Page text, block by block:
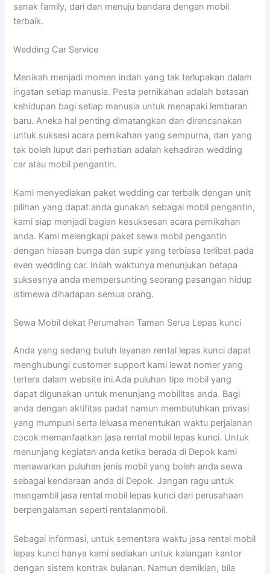
sanak family, dari dan menuju bandara dengan mobil
terbaik.
Wedding Car Service
Menikah menjadi momen indah yang tak terlupakan dalam
ingatan setiap manusia. Pesta pernikahan adalah batasan
kehidupan bagi setiap manusia untuk menapaki lembaran
baru. Aneka hal penting dimatangkan dan direncanakan
untuk suksesi acara pernikahan yang sempurna, dan yang
tak boleh luput dari perhatian adalah kehadiran wedding
car atau mobil pengantin.
Kami menyediakan paket wedding car terbaik dengan unit
pilihan yang dapat anda gunakan sebagai mobil pengantin,
kami siap menjadi bagian kesuksesan acara pernikahan
anda. Kami melengkapi paket sewa mobil pengantin
dengan hiasan bunga dan supir yang terbiasa terlibat pada
even wedding car. Inilah waktunya menunjukan betapa
suksesnya anda mempersunting seorang pasangan hidup
istimewa dihadapan semua orang.
Sewa Mobil dekat Perumahan Taman Serua Lepas kunci
Anda yang sedang butuh layanan rental lepas kunci dapat
menghubungi customer support kami lewat nomer yang
tertera dalam website ini.Ada puluhan tipe mobil yang
dapat digunakan untuk menunjang mobilitas anda. Bagi
anda dengan aktifitas padat namun membutuhkan privasi
yang mumpuni serta leluasa menentukan waktu perjalanan
cocok memanfaatkan jasa rental mobil lepas kunci. Untuk
menunjang kegiatan anda ketika berada di Depok kami
menawarkan puluhan jenis mobil yang boleh anda sewa
sebagai kendaraan anda di Depok. Jangan ragu untuk
mengambil jasa rental mobil lepas kunci dari perusahaan
berpengalaman seperti rentalanmobil.
Sebagai informasi, untuk sementara waktu jasa rental mobil
lepas kunci hanya kami sediakan untuk kalangan kantor
dengan sistem kontrak bulanan. Namun demikian, bila